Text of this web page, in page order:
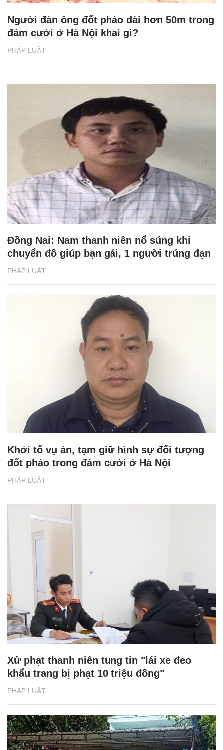
PHÁP LUẬT
Người đàn ông đốt pháo dài hơn 50m trong
đám cưới ở Hà Nội khai gì?
PHÁP LUẬT
Đồng Nai: Nam thanh niên nổ súng khi
chuyển đồ giúp bạn gái, 1 người trúng đạn
PHÁP LUẬT
Khởi tố vụ án, tạm giữ hình sự đối tượng
đốt pháo trong đám cưới ở Hà Nội
PHÁP LUẬT
Xử phạt thanh niên tung tin "lái xe đeo
khẩu trang bị phạt 10 triệu đồng"